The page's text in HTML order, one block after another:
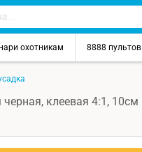
охотникам 8888 пультов
клеевая 4:1, 10см